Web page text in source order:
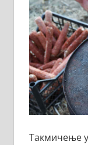
Такмичење